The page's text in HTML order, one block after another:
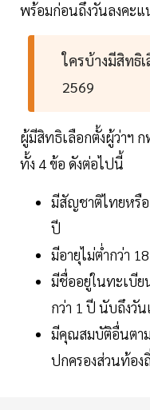
พร้อมก่อนถึงวันลงคะแ
ใครบ้างมีสิทธิ
2569
ผู้มีสิทธิเลือกตั้งผู้ว่าฯ
ทั้ง 4 ข้อ ดังต่อไปนี้
มีสัญชาติไทยหรื
ปี
มีอายุไม่ต่ำกว่า
มีชื่ออยู่ในทะเบีย
กว่า 1 ปี นับถึงวัน
มีคุณสมบัติอื่นตาม
ปกครองส่วนท้อ